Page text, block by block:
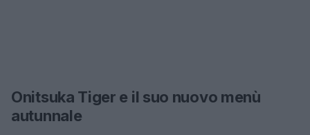
Onitsuka Tiger e il suo nuovo menù
autunnale